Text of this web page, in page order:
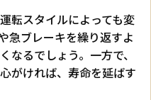
転スタイルによっても変
急ブレーキを繰り返すよ
なるでしょう。一方で、
がければ、寿命を延ばす